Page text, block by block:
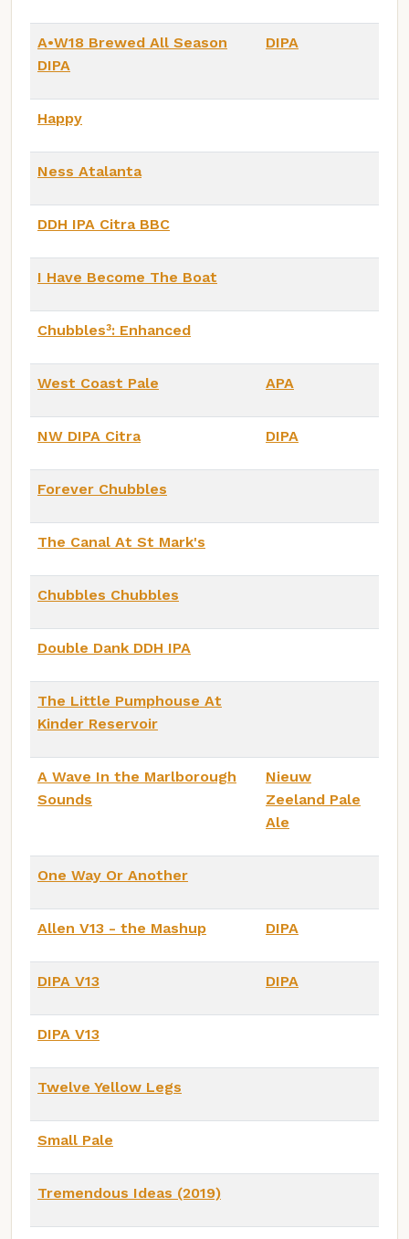
A•W18 Brewed All Season
DIPA
DIPA
Happy
Ness Atalanta
DDH IPA Citra BBC
I Have Become The Boat
Chubbles³: Enhanced
West Coast Pale APA
NW DIPA Citra DIPA
Forever Chubbles
The Canal At St Mark's
Chubbles Chubbles
Double Dank DDH IPA
The Little Pumphouse At
Kinder Reservoir
A Wave In the Marlborough
Sounds
Nieuw
Zeeland Pale
Ale
One Way Or Another
Allen V13 - the Mashup DIPA
DIPA V13 DIPA
DIPA V13
Twelve Yellow Legs
Small Pale
Tremendous Ideas (2019)